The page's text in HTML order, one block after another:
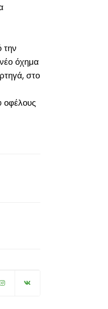
όχημα
στο
οφέλους